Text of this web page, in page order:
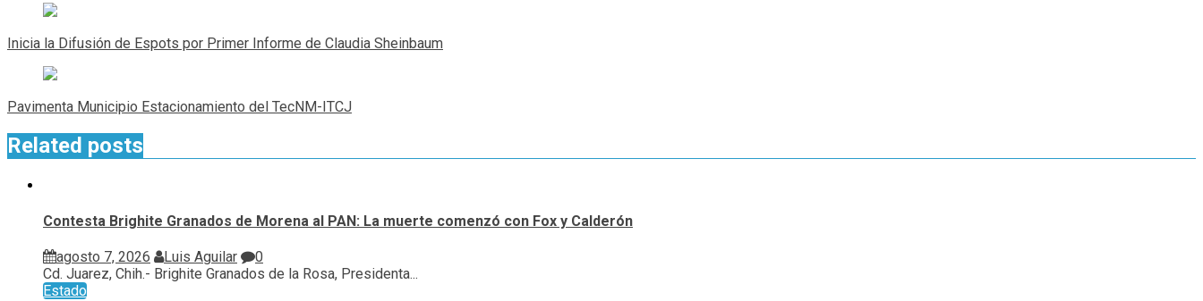
Navegación
de
entradas
Inicia la Difusión de Espots por Primer Informe de Claudia Sheinbaum
Pavimenta Municipio Estacionamiento del TecNM-ITCJ
Related posts
Contesta Brighite Granados de Morena al PAN: La muerte comenzó con Fox y Calderón
agosto 7, 2026 Luis Aguilar
0
Cd. Juarez, Chih.- Brighite Granados de la Rosa, Presidenta...
Estado